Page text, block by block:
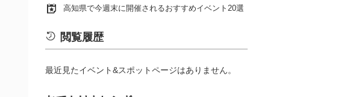
高知県で今週末に開催されるおすすめイベント20選
閲覧履歴
最近見たイベント&スポットページはありません。